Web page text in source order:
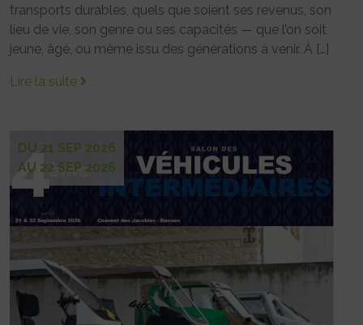
transports durables, quels que soient ses revenus, son
lieu de vie, son genre ou ses capacités — que l’on soit
jeune, âgé, ou même issu des générations à venir. À […]
Lire la suite
DU 21 SEP 2026
AU 22 SEP 2026